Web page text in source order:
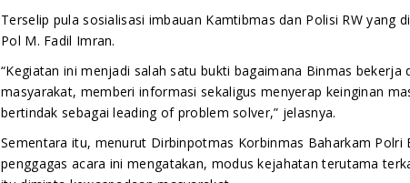
Terselip pula sosialisasi imbauan Kamtibmas dan Polisi RW yang
Pol M. Fadil Imran.
“Kegiatan ini menjadi salah satu bukti bagaimana Binmas bekerja
masyarakat, memberi informasi sekaligus menyerap keinginan
bertindak sebagai leading of problem solver,” jelasnya.
Sementara itu, menurut Dirbinpotmas Korbinmas Baharkam Polri
penggagas acara ini mengatakan, modus kejahatan terutama